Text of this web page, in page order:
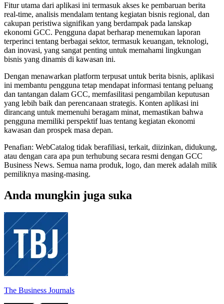
Fitur utama dari aplikasi ini termasuk akses ke pembaruan berita
real-time, analisis mendalam tentang kegiatan bisnis regional, dan
cakupan peristiwa signifikan yang berdampak pada lanskap
ekonomi GCC. Pengguna dapat berharap menemukan laporan
terperinci tentang berbagai sektor, termasuk keuangan, teknologi,
dan inovasi, yang sangat penting untuk memahami lingkungan
bisnis yang dinamis di kawasan ini.
Dengan menawarkan platform terpusat untuk berita bisnis, aplikasi
ini membantu pengguna tetap mendapat informasi tentang peluang
dan tantangan dalam GCC, memfasilitasi pengambilan keputusan
yang lebih baik dan perencanaan strategis. Konten aplikasi ini
dirancang untuk memenuhi beragam minat, memastikan bahwa
pengguna memiliki perspektif luas tentang kegiatan ekonomi
kawasan dan prospek masa depan.
Penafian: WebCatalog tidak berafiliasi, terkait, diizinkan, didukung,
atau dengan cara apa pun terhubung secara resmi dengan GCC
Business News. Semua nama produk, logo, dan merek adalah milik
pemiliknya masing-masing.
Anda mungkin juga suka
The Business Journals